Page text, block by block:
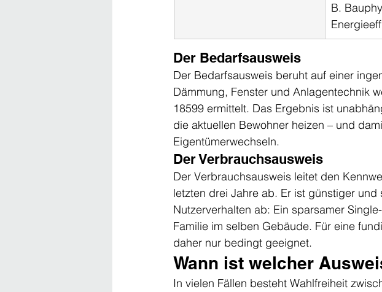
B.
Der Bedarfsausweis
Der Bedarfsausweis beruht auf einer
Dämmung, Fenster und Anlagentechnik
18599 ermittelt. Das Ergebnis ist
die aktuellen Bewohner heizen – und
Eigentümerwechseln.
Der Verbrauchsausweis
Der Verbrauchsausweis leitet den
letzten drei Jahre ab. Er ist günstiger
Nutzerverhalten ab: Ein sparsamer
Familie im selben Gebäude. Für eine
daher nur bedingt geeignet.
Wann ist welcher
In vielen Fällen besteht Wahlfreiheit